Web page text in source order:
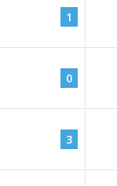
1
0
3